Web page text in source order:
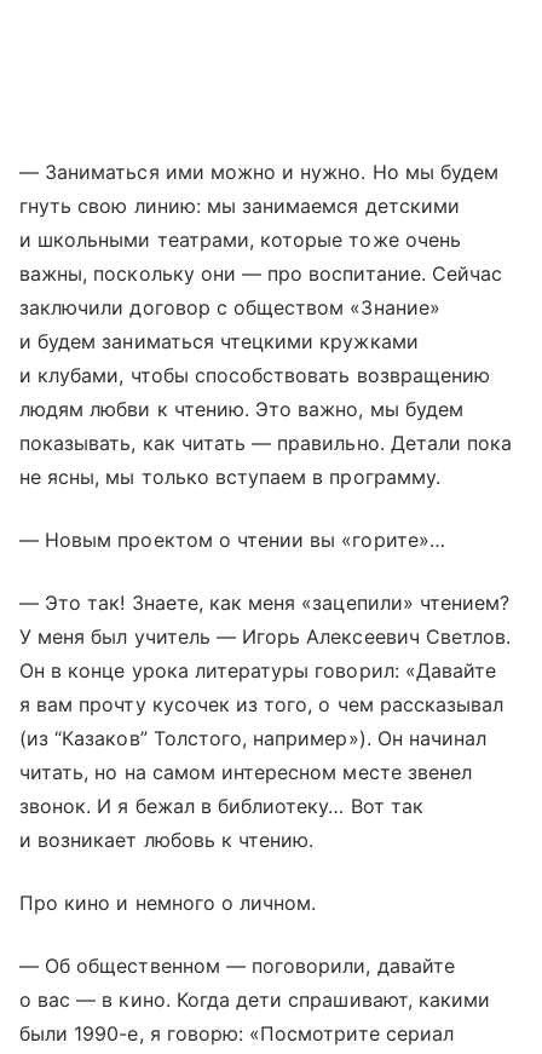
— Заниматься ими можно и нужно. Но мы будем
гнуть свою линию: мы занимаемся детскими
и школьными театрами, которые тоже очень
важны, поскольку они — про воспитание. Сейчас
заключили договор с обществом «Знание»
и будем заниматься чтецкими кружками
и клубами, чтобы способствовать возвращению
людям любви к чтению. Это важно, мы будем
показывать, как читать — правильно. Детали пока
не ясны, мы только вступаем в программу.
— Новым проектом о чтении вы «горите»…
— Это так! Знаете, как меня «зацепили» чтением?
У меня был учитель — Игорь Алексеевич Светлов.
Он в конце урока литературы говорил: «Давайте
я вам прочту кусочек из того, о чем рассказывал
(из “Казаков” Толстого, например»). Он начинал
читать, но на самом интересном месте звенел
звонок. И я бежал в библиотеку… Вот так
и возникает любовь к чтению.
Про кино и немного о личном.
— Об общественном — поговорили, давайте
о вас — в кино. Когда дети спрашивают, какими
были 1990-е, я говорю: «Посмотрите сериал